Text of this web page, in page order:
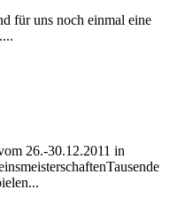
für uns noch einmal eine
26.-30.12.2011 in